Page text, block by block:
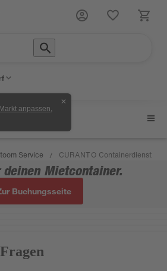
Markt anpassen
✕
toom Service / CURANTO Containerdienst
deinen Mietcontainer.
Buchungsseite